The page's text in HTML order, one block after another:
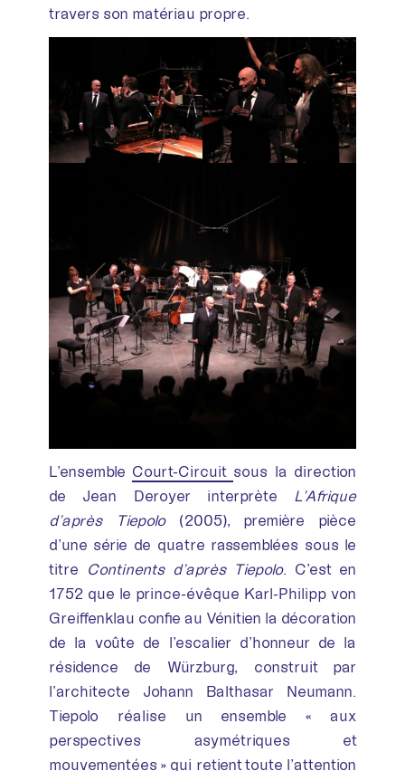
travers son matériau propre.
L’ensemble Court-Circuit sous la direction
de Jean Deroyer interprète L’Afrique
d’après Tiepolo(2005), première pièce
d’une série de quatre rassemblées sous le
titre Continents d’après Tiepolo. C’est en
1752 que le prince-évêque Karl-Philipp von
Greiffenklau confie au Vénitien la décoration
de la voûte de l’escalier d’honneur de la
résidence de Würzburg, construit par
l’architecte Johann Balthasar Neumann.
Tiepolo réalise un ensemble « aux
perspectives asymétriques et
mouvementées » qui retient toute l’attention